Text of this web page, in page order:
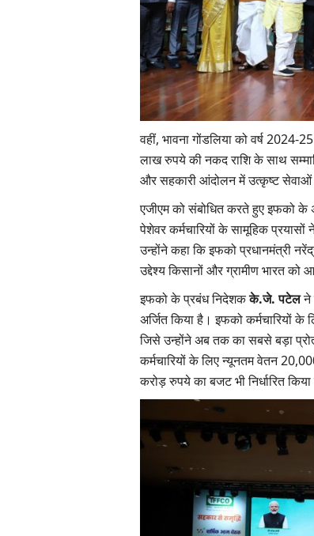
वहीं, भावना गोंडलिया को वर्ष 2024-
लाख रुपये की नकद राशि के साथ
और सहकारी आंदोलन में उत्कृष्ट सेवाओं
एजीएम को संबोधित करते हुए इफको के
पेशेवर कर्मचारियों के सामूहिक
उन्होंने कहा कि इफको प्रधानमंत्री
उद्देश्य किसानों और ग्रामीण भारत को
इफको के प्रबंध निदेशकके.जे. पटेलने
अर्जित किया है। इफको कर्मचारियों के
जिसे उन्होंने अब तक का सबसे बड़ा
कर्मचारियों के लिए न्यूनतम वेतन
करोड़ रुपये का बजट भी निर्धारित किया